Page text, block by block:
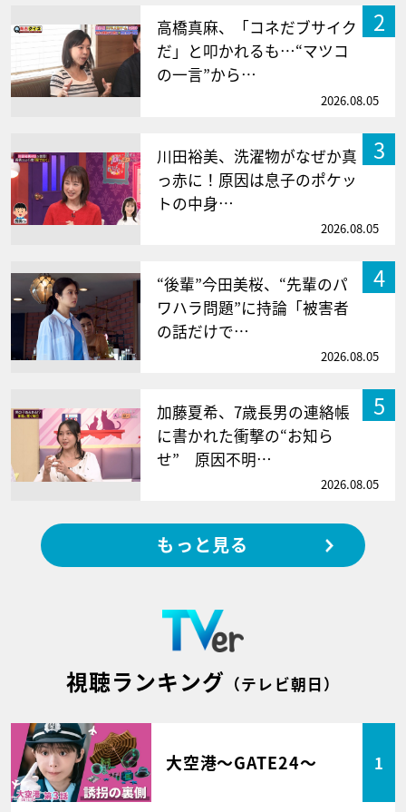
2
高橋真麻、「コネだブサイク
だ」と叩かれるも…“マツコ
の一言”から…
2026.08.05
3
川田裕美、洗濯物がなぜか真
っ赤に！原因は息子のポケッ
トの中身…
2026.08.05
4
“後輩”今田美桜、“先輩のパ
ワハラ問題”に持論「被害者
の話だけで…
2026.08.05
5
加藤夏希、7歳長男の連絡帳
に書かれた衝撃の“お知ら
せ” 原因不明…
2026.08.05
もっと見る
視聴ランキング （テレビ朝日）
大空港～GATE24～ 1